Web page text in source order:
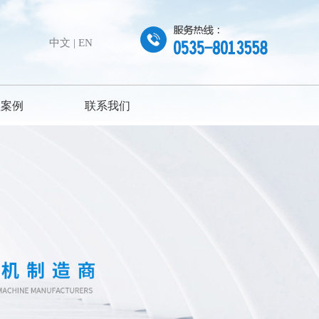
中文 | EN
例 联系我们